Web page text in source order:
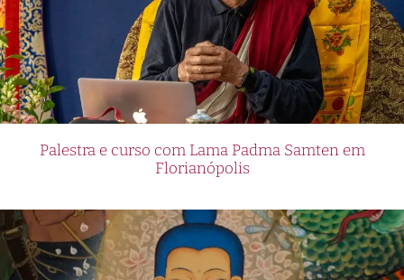
Palestra e curso com Lama Padma Samten em
Florianópolis